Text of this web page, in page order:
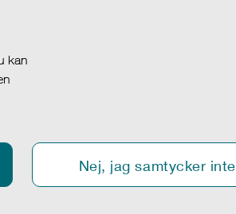
kan
Nej, jag samtycker inte